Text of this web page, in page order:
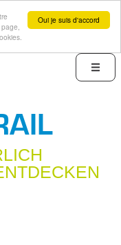
Oui je suis d'accord
Menu